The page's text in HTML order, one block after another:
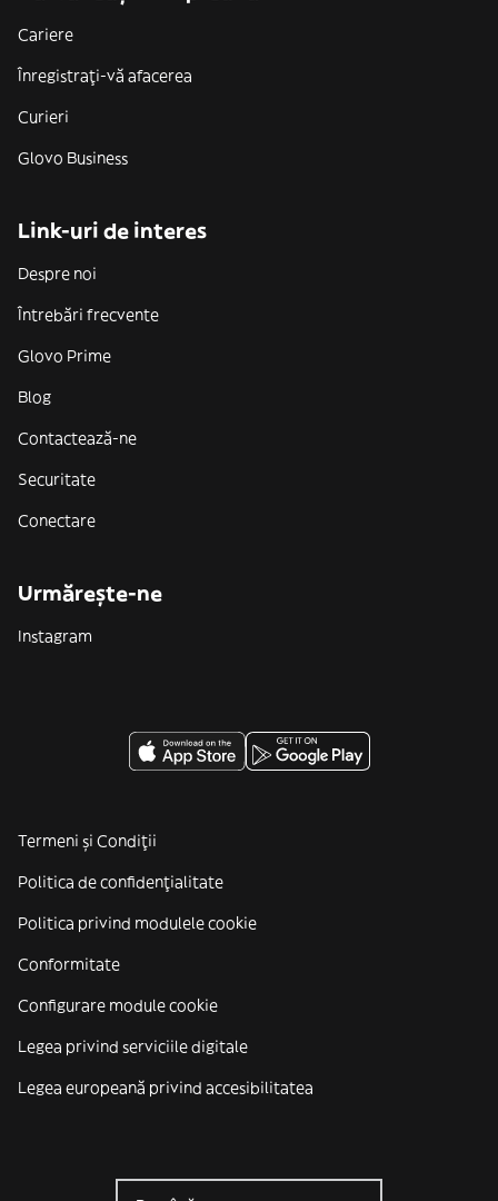
Cariere
Înregistrați-vă afacerea
Curieri
Glovo Business
Link-uri de interes
Despre noi
Întrebări frecvente
Glovo Prime
Blog
Contactează-ne
Securitate
Conectare
Urmărește-ne
Instagram
Termeni și Condiții
Politica de confidenţialitate
Politica privind modulele cookie
Conformitate
Configurare module cookie
Legea privind serviciile digitale
Legea europeană privind accesibilitatea